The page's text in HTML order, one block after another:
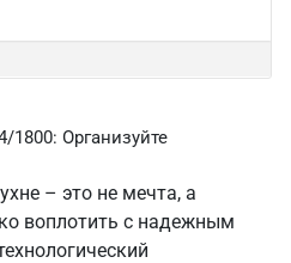
Организуйте
– это не мечта, а
воплотить с надежным